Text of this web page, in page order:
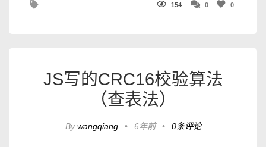
154 0 0
JS写的CRC16校验算法
（查表法）
Bywangqiang • 6年前 • 0条评论